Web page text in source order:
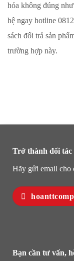
hóa không đúng
hệ ngay hotline
sách đổi trả sản
trường hợp này.
Trở thành đối
Hãy gửi email cho
Bạn cần tư vấn,